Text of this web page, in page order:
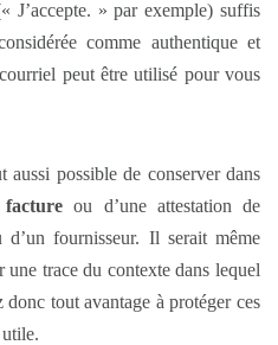
J’accepte. » par exemple) suffis
comme authentique et
peut être utilisé pour vous
possible de conserver dans
facture ou d’une attestation de
fournisseur. Il serait même
une trace du contexte dans lequel
tout avantage à protéger ces